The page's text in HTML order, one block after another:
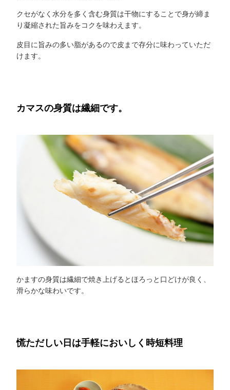
クセがなく水分を多く含む身質は干物にすることで身が締ま
り凝縮された旨みをコクを味わえます。
皮目に旨みの多い脂があるので皮まで存分に味わっていただ
けます。
カマスの身質は繊細です。
かますの身質は繊細で焼き上げるとほろっと口どけが良く、
滑らかな味わいです。
慌ただしい日は手軽においしく時短料理